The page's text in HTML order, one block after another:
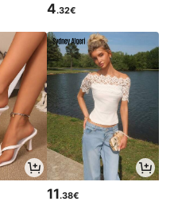
4.32€
11.38€